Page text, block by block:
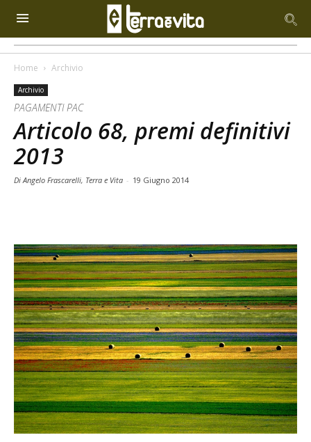
Home Archivio
Archivio
PAGAMENTI PAC
Articolo 68, premi definitivi
2013
Di Angelo Frascarelli, Terra e Vita - 19 Giugno 2014